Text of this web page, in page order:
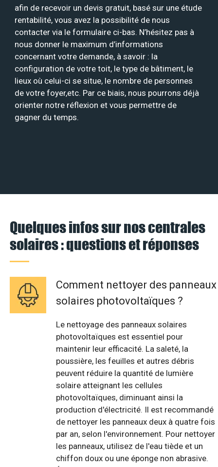
afin de recevoir un devis gratuit, basé sur une étude
rentabilité, vous avez la possibilité de nous
contacter via le formulaire ci-bas. N’hésitez pas à
nous donner le maximum d’informations
concernant votre demande, à savoir : la
configuration de votre toit, le type de bâtiment, le
lieux où celui-ci se situe, le nombre de personnes
de votre foyer,etc. Par ce biais, nous pourrons déjà
orienter notre réflexion et vous permettre de
gagner du temps.
Quelques infos sur nos centrales
solaires : questions et réponses
Comment nettoyer des panneaux
solaires photovoltaïques ?
Le nettoyage des panneaux solaires
photovoltaïques est essentiel pour
maintenir leur efficacité. La saleté, la
poussière, les feuilles et autres débris
peuvent réduire la quantité de lumière
solaire atteignant les cellules
photovoltaïques, diminuant ainsi la
production d'électricité. Il est recommandé
de nettoyer les panneaux deux à quatre fois
par an, selon l'environnement. Pour nettoyer
les panneaux, utilisez de l'eau tiède et un
chiffon doux ou une éponge non abrasive.